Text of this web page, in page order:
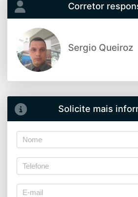
Corretor
Sergio Queiroz
Solicite mais